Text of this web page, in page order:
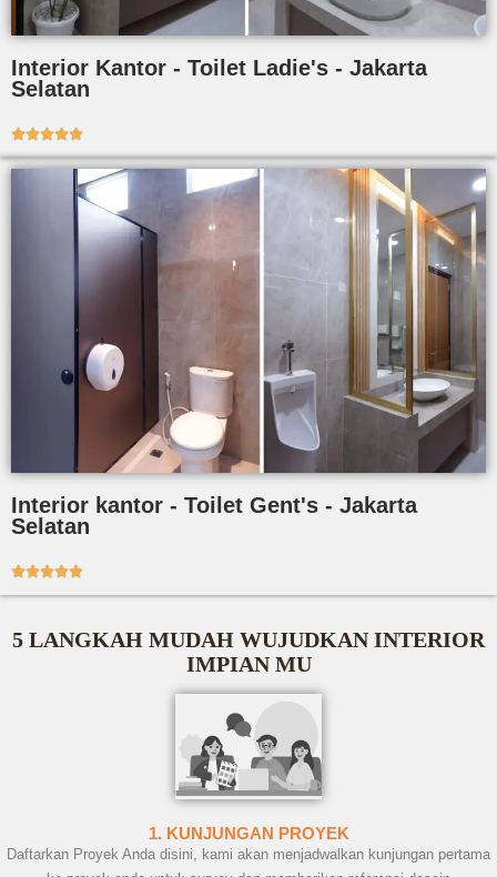
Interior Kantor - Toilet Ladie's - Jakarta
Selatan

Interior kantor - Toilet Gent's - Jakarta
Selatan

5 LANGKAH MUDAH WUJUDKAN INTERIOR
IMPIAN MU
1. KUNJUNGAN PROYEK
Daftarkan Proyek Anda disini, kami akan menjadwalkan kunjungan pertama